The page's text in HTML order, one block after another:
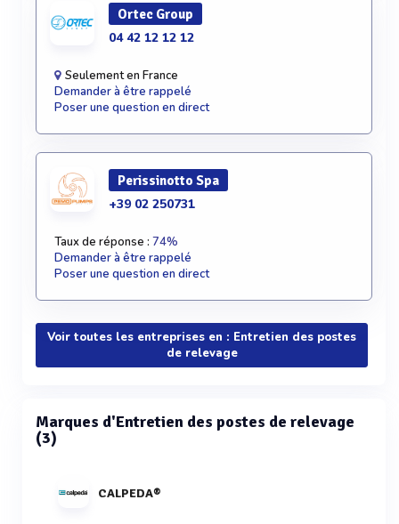
Ortec Group
04 42 12 12 12
Seulement en France
Demander à être rappelé
Poser une question en direct
Perissinotto Spa
+39 02 250731
Taux de réponse : 74%
Demander à être rappelé
Poser une question en direct
Voir toutes les entreprises en : Entretien des postes
de relevage
Marques d'Entretien des postes de relevage
(3)
CALPEDA®